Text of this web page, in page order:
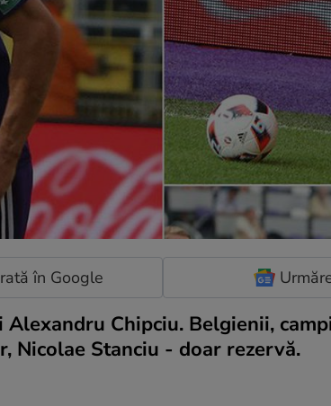
în Google
Chipciu. Belgienii,
Nicolae Stanciu - doar rezervă.